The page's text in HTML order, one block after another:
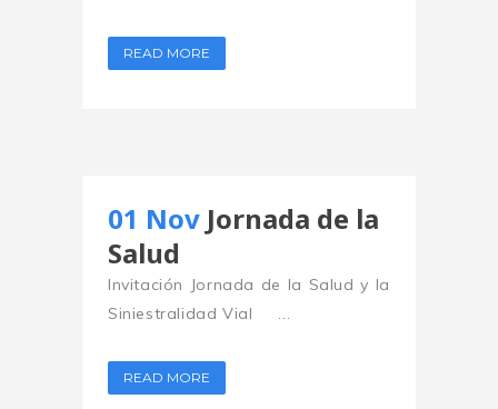
READ MORE
01 Nov Jornada de la
Salud
Invitación Jornada de la Salud y la
Siniestralidad Vial ...
READ MORE